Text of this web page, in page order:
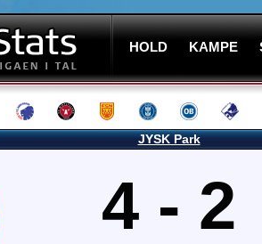
HOLD KAMPE
JYSK Park
4 - 2